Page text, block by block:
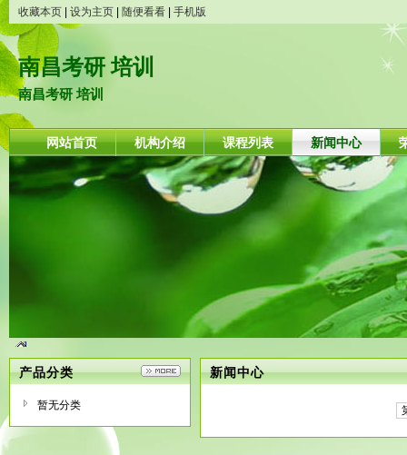
收藏本页 设为主页 随便看看 手机版
南昌考研 培训
南昌考研 培训
网站首页 机构介绍 课程列表 新闻中心
产品分类
暂无分类
新闻中心